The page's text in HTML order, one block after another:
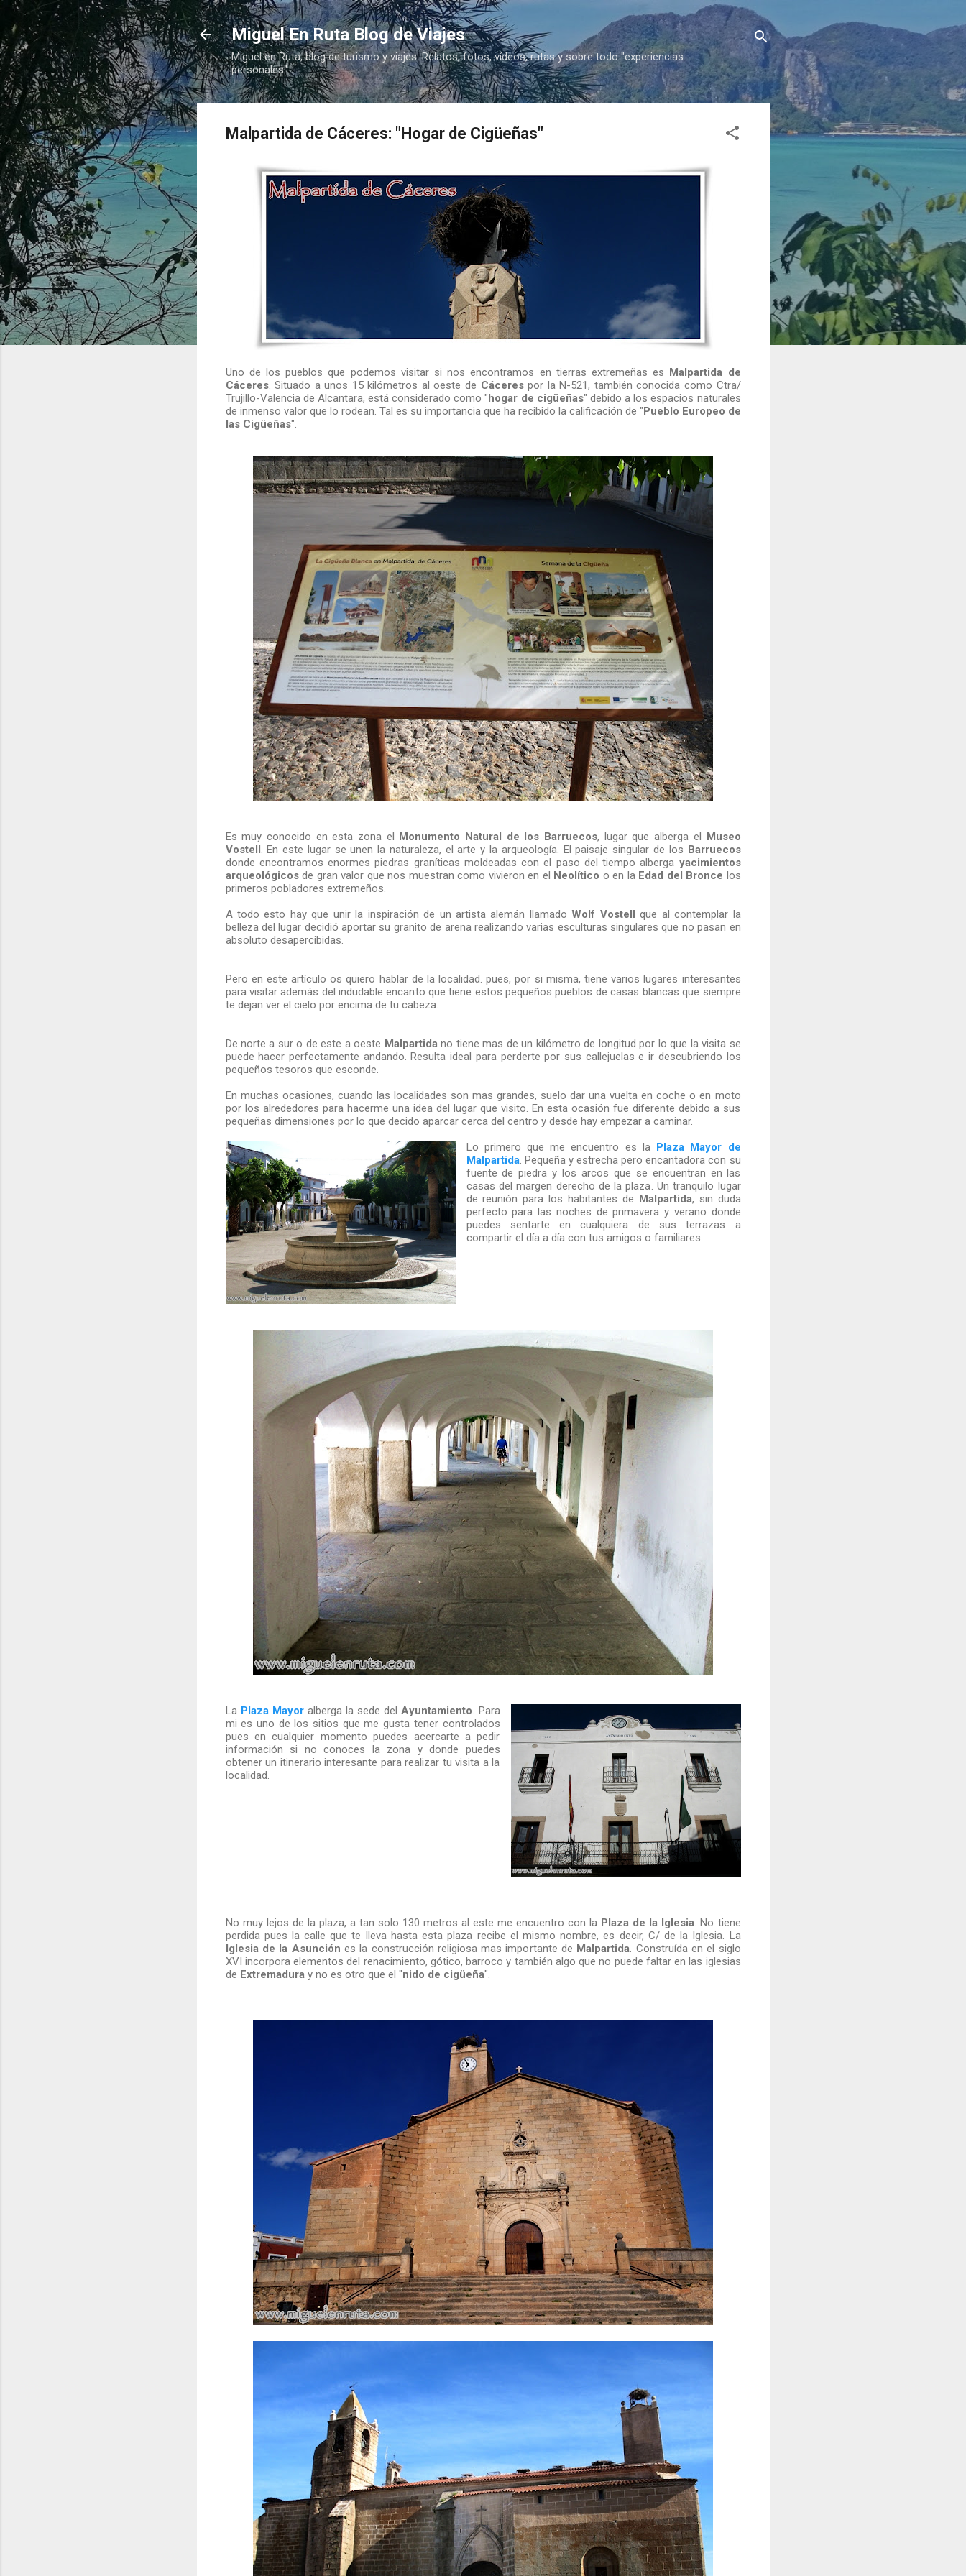
Ir al contenido principal
Miguel En Ruta Blog de Viajes
Miguel en Ruta, blog de turismo y viajes. Relatos, fotos, vídeos, rutas y sobre todo "experiencias
personales"
Malpartida de Cáceres: "Hogar de Cigüeñas"
Uno de los pueblos que podemos visitar si nos encontramos en tierras extremeñas es Malpartida de
Cáceres. Situado a unos 15 kilómetros al oeste de Cácerespor la N-521, también conocida como Ctra/
Trujillo-Valencia de Alcantara, está considerado como "hogar de cigüeñas" debido a los espacios naturales
de inmenso valor que lo rodean. Tal es su importancia que ha recibido la calificación de "Pueblo Europeo de
las Cigüeñas".
Es muy conocido en esta zona el Monumento Natural de los Barruecos, lugar que alberga el Museo
Vostell . En este lugar se unen la naturaleza, el arte y la arqueología. El paisaje singular de los Barruecos
donde encontramos enormes piedras graníticas moldeadas con el paso del tiempo alberga yacimientos
arqueológicosde gran valor que nos muestran como vivieron en el Neolítico o en la Edad del Bronce los
primeros pobladores extremeños.
A todo esto hay que unir la inspiración de un artista alemán llamadoWolf Vostell que al contemplar la
belleza del lugar decidió aportar su granito de arena realizando varias esculturas singulares que no pasan en
absoluto desapercibidas.
Pero en este artículo os quiero hablar de la localidad. pues, por si misma, tiene varios lugares interesantes
para visitar además del indudable encanto que tiene estos pequeños pueblos de casas blancas que siempre
te dejan ver el cielo por encima de tu cabeza.
De norte a sur o de este a oeste Malpartida no tiene mas de un kilómetro de longitud por lo que la visita se
puede hacer perfectamente andando. Resulta ideal para perderte por sus callejuelas e ir descubriendo los
pequeños tesoros que esconde.
En muchas ocasiones, cuando las localidades son mas grandes, suelo dar una vuelta en coche o en moto
por los alrededores para hacerme una idea del lugar que visito. En esta ocasión fue diferente debido a sus
pequeñas dimensiones por lo que decido aparcar cerca del centro y desde hay empezar a caminar.
Lo primero que me encuentro es la Plaza Mayor de
Malpartida. Pequeña y estrecha pero encantadora con su
fuente de piedra y los arcos que se encuentran en las
casas del margen derecho de la plaza. Un tranquilo lugar
de reunión para los habitantes de Malpartida, sin duda
perfecto para las noches de primavera y verano donde
puedes sentarte en cualquiera de sus terrazas a
compartir el día a día con tus amigos o familiares.
La Plaza Mayoralberga la sede delAyuntamiento . Para
mi es uno de los sitios que me gusta tener controlados
pues en cualquier momento puedes acercarte a pedir
información si no conoces la zona y donde puedes
obtener un itinerario interesante para realizar tu visita a la
localidad.
No muy lejos de la plaza, a tan solo 130 metros al este me encuentro con la Plaza de la Iglesia . No tiene
perdida pues la calle que te lleva hasta esta plaza recibe el mismo nombre, es decir, C/ de la Iglesia. La
Iglesia de la Asunción es la construcción religiosa mas importante de Malpartida . Construída en el siglo
XVI incorpora elementos del renacimiento, gótico, barroco y también algo que no puede faltar en las iglesias
de Extremadura y no es otro que el "nido de cigüeña".